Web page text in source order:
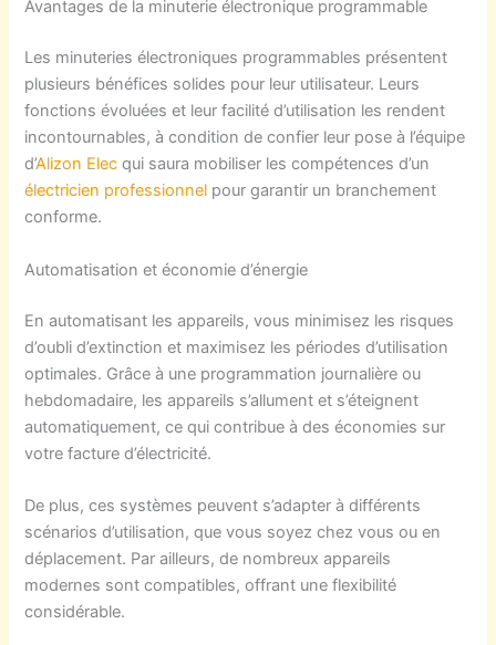
Avantages de la minuterie électronique programmable
Les minuteries électroniques programmables présentent
plusieurs bénéfices solides pour leur utilisateur. Leurs
fonctions évoluées et leur facilité d’utilisation les rendent
incontournables, à condition de confier leur pose à l’équipe
d’Alizon Elec qui saura mobiliser les compétences d’un
électricien professionnel pour garantir un branchement
conforme.
Automatisation et économie d’énergie
En automatisant les appareils, vous minimisez les risques
d’oubli d’extinction et maximisez les périodes d’utilisation
optimales. Grâce à une programmation journalière ou
hebdomadaire, les appareils s’allument et s’éteignent
automatiquement, ce qui contribue à des économies sur
votre facture d’électricité.
De plus, ces systèmes peuvent s’adapter à différents
scénarios d’utilisation, que vous soyez chez vous ou en
déplacement. Par ailleurs, de nombreux appareils
modernes sont compatibles, offrant une flexibilité
considérable.